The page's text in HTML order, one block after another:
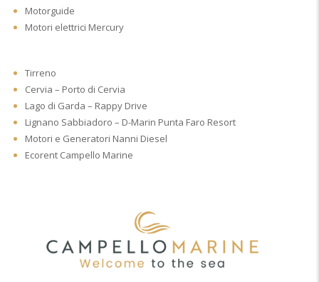
Motorguide
Motori elettrici Mercury
Tirreno
Cervia – Porto di Cervia
Lago di Garda – Rappy Drive
Lignano Sabbiadoro – D-Marin Punta Faro Resort
Motori e Generatori Nanni Diesel
Ecorent Campello Marine